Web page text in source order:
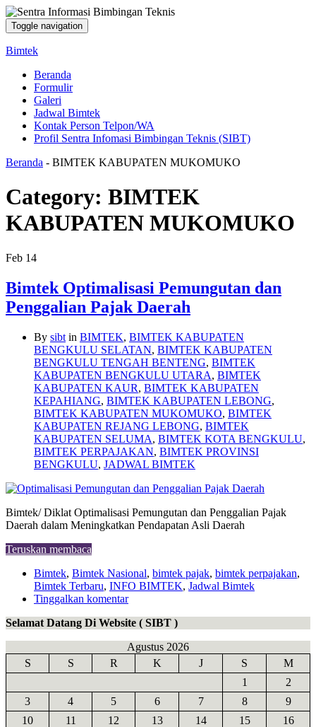
Toggle navigation
Bimtek
Beranda
Formulir
Galeri
Jadwal Bimtek
Kontak Person Telpon/WA
Profil Sentra Infomasi Bimbingan Teknis (SIBT)
Beranda - BIMTEK KABUPATEN MUKOMUKO
Category: BIMTEK
KABUPATEN MUKOMUKO
Feb 14
Bimtek Optimalisasi Pemungutan dan
Penggalian Pajak Daerah
By sibt in BIMTEK, BIMTEK KABUPATEN
BENGKULU SELATAN, BIMTEK KABUPATEN
BENGKULU TENGAH BENTENG, BIMTEK
KABUPATEN BENGKULU UTARA, BIMTEK
KABUPATEN KAUR, BIMTEK KABUPATEN
KEPAHIANG, BIMTEK KABUPATEN LEBONG,
BIMTEK KABUPATEN MUKOMUKO, BIMTEK
KABUPATEN REJANG LEBONG, BIMTEK
KABUPATEN SELUMA, BIMTEK KOTA BENGKULU,
BIMTEK PERPAJAKAN, BIMTEK PROVINSI
BENGKULU, JADWAL BIMTEK
Bimtek/ Diklat Optimalisasi Pemungutan dan Penggalian Pajak
Daerah dalam Meningkatkan Pendapatan Asli Daerah
Teruskan membaca
Bimtek, Bimtek Nasional, bimtek pajak, bimtek perpajakan,
Bimtek Terbaru, INFO BIMTEK, Jadwal Bimtek
Tinggalkan komentar
Selamat Datang Di Website ( SIBT )
Agustus 2026
S
S R K J S
M
1
2
3
4 5 6 7 8
9
10
11 12 13 14 15
16